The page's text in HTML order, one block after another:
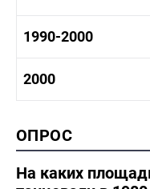
1990-2000
1990-2000
2000
2000 сәнәгать
2000 мәдәният
ОПРОС
На каких